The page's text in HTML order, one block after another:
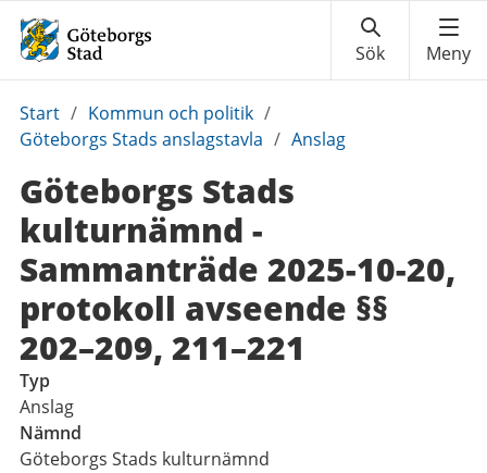
Du
är
Start / Kommun och politik /
Göteborgs Stads anslagstavla / Anslag
Göteborgs Stads
kulturnämnd -
Sammanträde 2025-10-20,
protokoll avseende §§
202–209, 211–221
Typ
Anslag
Nämnd
Göteborgs Stads kulturnämnd